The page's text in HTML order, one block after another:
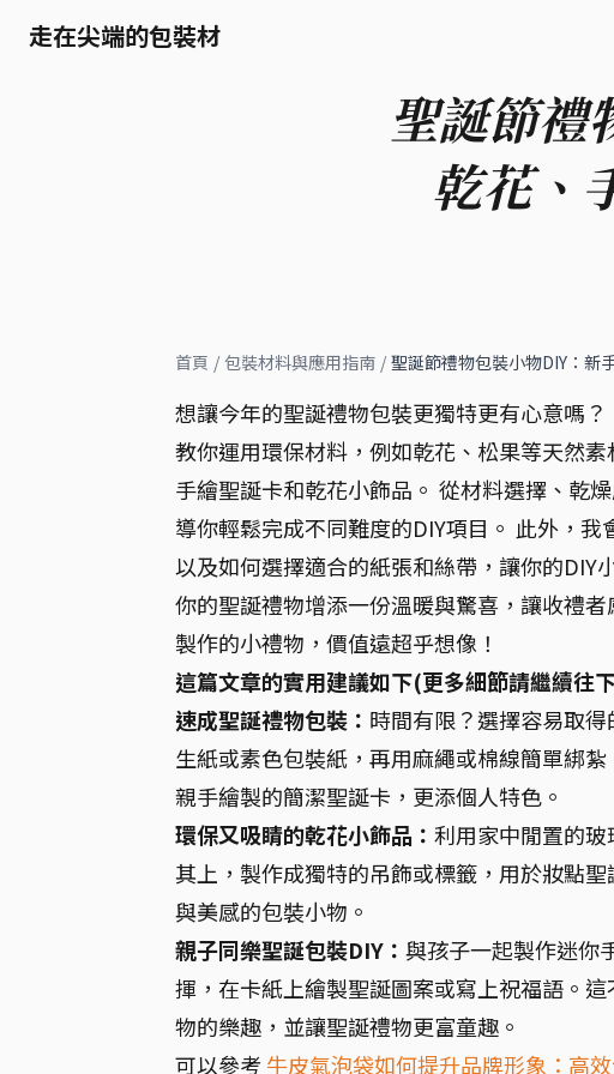
走在尖端的包裝材
聖誕節禮
乾花、
首頁 / 包裝材料與應用指南 / 聖誕節禮物包裝小物DIY：
想讓今年的聖誕禮物包裝更獨特更有心意嗎
教你運用環保材料，例如乾花、松果等天然
手繪聖誕卡和乾花小飾品。 從材料選擇、乾
導你輕鬆完成不同難度的DIY項目。 此外，
以及如何選擇適合的紙張和絲帶，讓你的DIY
你的聖誕禮物增添一份溫暖與驚喜，讓收禮
製作的小禮物，價值遠超乎想像！
這篇文章的實用建議如下(更多細節請繼續往
速成聖誕禮物包裝： 時間有限？選擇容易取
生紙或素色包裝紙，再用麻繩或棉線簡單綁
親手繪製的簡潔聖誕卡，更添個人特色。
環保又吸睛的乾花小飾品： 利用家中閒置的
其上，製作成獨特的吊飾或標籤，用於妝點
與美感的包裝小物。
親子同樂聖誕包裝DIY： 與孩子一起製作迷你
揮，在卡紙上繪製聖誕圖案或寫上祝福語。
物的樂趣，並讓聖誕禮物更富童趣。
可以參考 牛皮氣泡袋如何提升品牌形象：高